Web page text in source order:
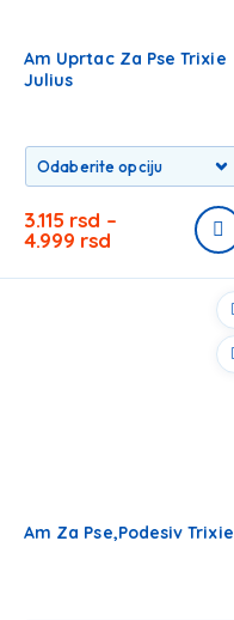
Am Uprtac Za Pse Trixie
Julius
3.115 rsd –
4.999 rsd
Am Za Pse,podesiv Trixie